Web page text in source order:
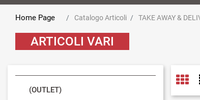
Home Page Catalogo Articoli TAKE AWAY &
ARTICOLI VARI
(OUTLET)